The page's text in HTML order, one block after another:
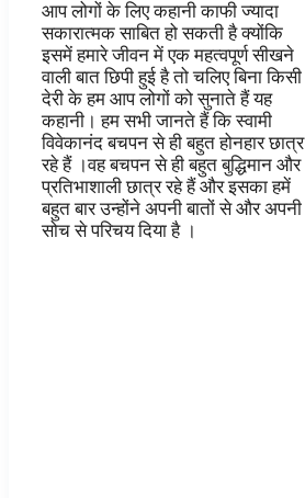
आप लोगों के लिए कहानी काफी ज्यादा
सकारात्मक साबित हो सकती है क्योंकि
इसमें हमारे जीवन में एक महत्वपूर्ण सीखने
वाली बात छिपी हुई है तो चलिए बिना किसी
देरी के हम आप लोगों को सुनाते हैं यह
कहानी। हम सभी जानते हैं कि स्वामी
विवेकानंद बचपन से ही बहुत होनहार छात्र
रहे हैं ।वह बचपन से ही बहुत बुद्धिमान और
प्रतिभाशाली छात्र रहे हैं और इसका हमें
बहुत बार उन्होंने अपनी बातों से और अपनी
सोच से परिचय दिया है ।